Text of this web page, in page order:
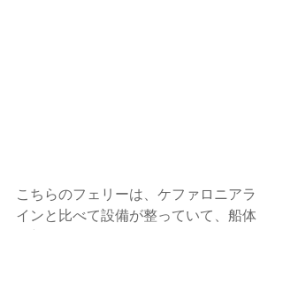
こちらのフェリーは、ケファロニアラ
インと比べて設備が整っていて、船体